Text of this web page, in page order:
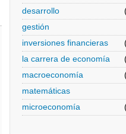
desarrollo
gestión
inversiones financieras
la carrera de economía
macroeconomía
matemáticas
microeconomía